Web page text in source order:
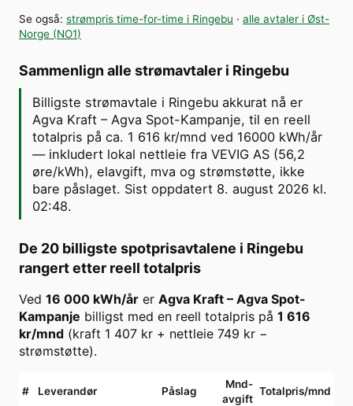
Se også: strømpris time-for-time i Ringebu · alle avtaler i Øst-
Norge (NO1)
Sammenlign alle strømavtaler i Ringebu
Billigste strømavtale i Ringebu akkurat nå er
Agva Kraft – Agva Spot-Kampanje, til en reell
totalpris på ca. 1 616 kr/mnd ved 16000 kWh/år
— inkludert lokal nettleie fra VEVIG AS (56,2
øre/kWh), elavgift, mva og strømstøtte, ikke
bare påslaget. Sist oppdatert 8. august 2026 kl.
02:48.
De 20 billigste spotprisavtalene i Ringebu
rangert etter reell totalpris
Ved 16 000 kWh/år er Agva Kraft – Agva Spot-
Kampanje billigst med en reell totalpris på 1 616
kr/mnd (kraft 1 407 kr + nettleie 749 kr −
strømstøtte).
# Leverandør Påslag
Mnd-
avgift
Totalpris/mnd